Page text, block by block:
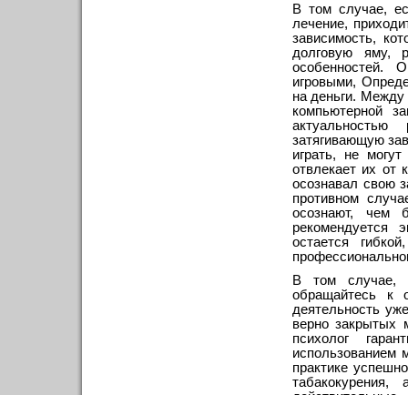
В том случае,
лечение,
зависимость,
долговую яму,
особенностей.
игровыми,
на деньги. Между
компьютерной
затягивающую
играть, не
отвлекает их от
осознавал свою
противном
осознают, чем
рекомендуется
остается
В том случае,
обращайтесь к
деятельность
верно закрытых
психолог
использованием
практике